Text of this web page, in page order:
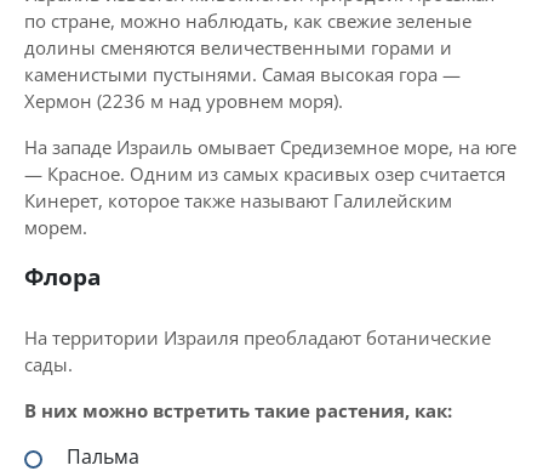
по стране, можно наблюдать, как свежие зеленые
долины сменяются величественными горами и
каменистыми пустынями. Самая высокая гора —
Хермон (2236 м над уровнем моря).
На западе Израиль омывает Средиземное море, на юге
— Красное. Одним из самых красивых озер считается
Кинерет, которое также называют Галилейским
морем.
Флора
На территории Израиля преобладают ботанические
сады.
В них можно встретить такие растения, как:
Пальма